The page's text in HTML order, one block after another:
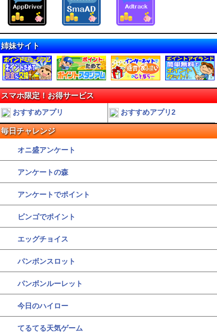
姉妹サイト
スマホ限定！お得サービス
おすすめアプリ
おすすめアプリ2
毎日チャレンジ
オニ盛アンケート
アンケートの森
アンケートでポイント
ビンゴでポイント
エッグチョイス
パンボンスロット
パンボンルーレット
今日のハイロー
てるてる天気ゲーム